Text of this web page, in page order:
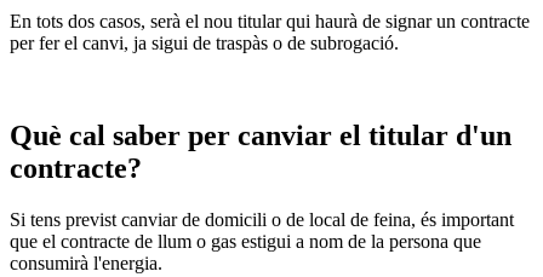
En tots dos casos, serà el nou titular qui haurà de signar un contracte
per fer el canvi, ja sigui de traspàs o de subrogació.
Què cal saber per canviar el titular d'un
contracte?
Si tens previst canviar de domicili o de local de feina, és important
que el contracte de llum o gas estigui a nom de la persona que
consumirà l'energia.